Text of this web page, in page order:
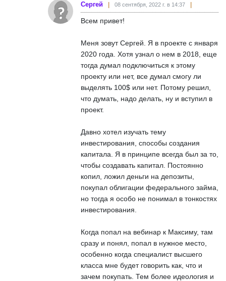
Сергей 08 сентября, 2022 г. в 14:37
Всем привет!
Меня зовут Сергей. Я в проекте с января
2020 года. Хотя узнал о нем в 2018, еще
тогда думал подключиться к этому
проекту или нет, все думал смогу ли
выделять 100$ или нет. Потому решил,
что думать, надо делать, ну и вступил в
проект.
Давно хотел изучать тему
инвестирования, способы создания
капитала. Я в принципе всегда был за то,
чтобы создавать капитал. Постоянно
копил, ложил деньги на депозиты,
покупал облигации федерального займа,
но тогда я особо не понимал в тонкостях
инвестирования.
Когда попал на вебинар к Максиму, там
сразу и понял, попал в нужное место,
особенно когда специалист высшего
класса мне будет говорить как, что и
зачем покупать. Тем более идеология и